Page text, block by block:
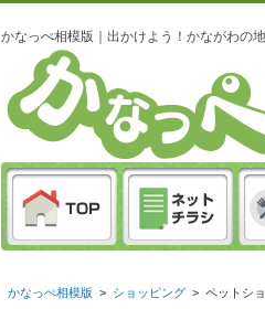
かなっぺ相模版｜出かけよう！かながわの
かなっぺ相模版 > ショッピング > ペットシ